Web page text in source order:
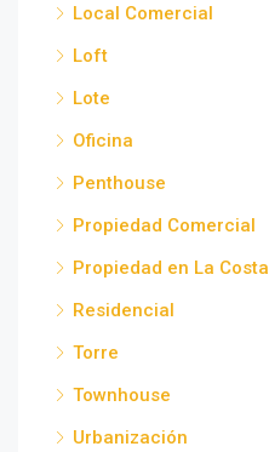
Local Comercial
Loft
Lote
Oficina
Penthouse
Propiedad Comercial
Propiedad en La Costa
Residencial
Torre
Townhouse
Urbanización